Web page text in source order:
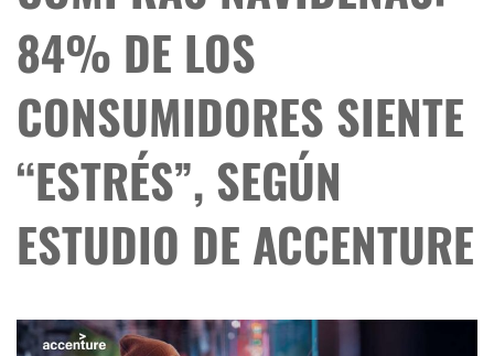
84% DE LOS
CONSUMIDORES SIENTE
“ESTRÉS”, SEGÚN
ESTUDIO DE ACCENTURE